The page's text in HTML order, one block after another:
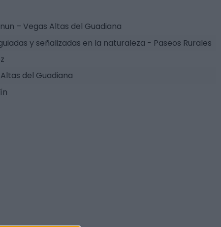
– Vegas Altas del Guadiana
y señalizadas en la naturaleza - Paseos Rurales
del Guadiana